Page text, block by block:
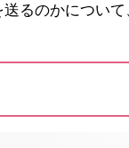
るのかについて